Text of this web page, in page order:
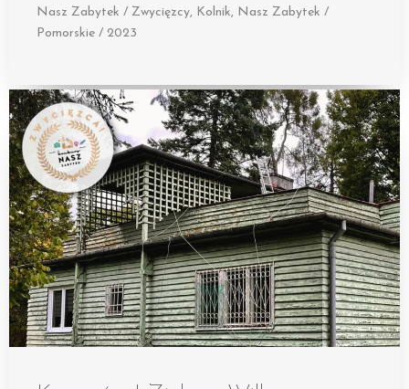
Nasz Zabytek / Zwycięzcy, Kolnik, Nasz Zabytek /
Pomorskie / 2023